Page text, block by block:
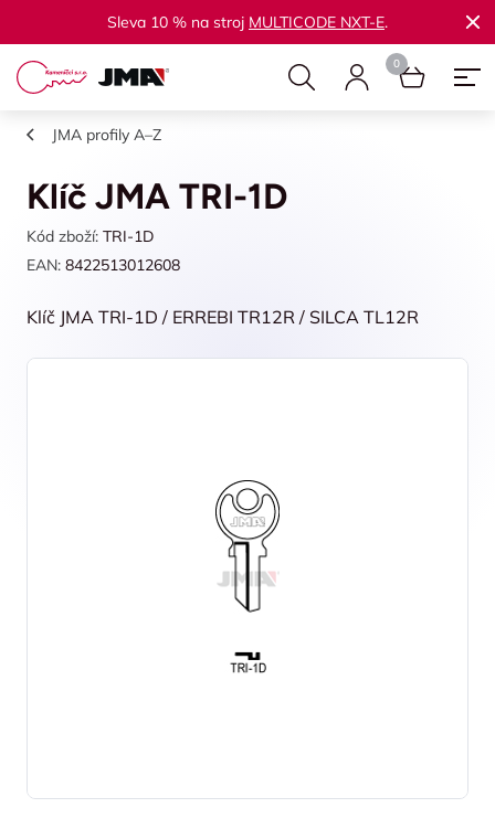
Sleva 10 % na stroj MULTICODE NXT-E.
JMA profily A–Z
Klíč JMA TRI-1D
Kód zboží: TRI-1D
EAN: 8422513012608
Klíč JMA TRI-1D / ERREBI TR12R / SILCA TL12R